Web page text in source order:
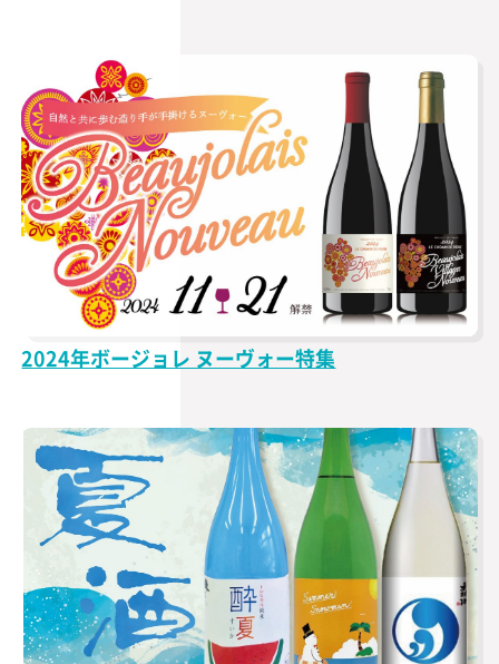
2024年ボージョレ ヌーヴォー特集